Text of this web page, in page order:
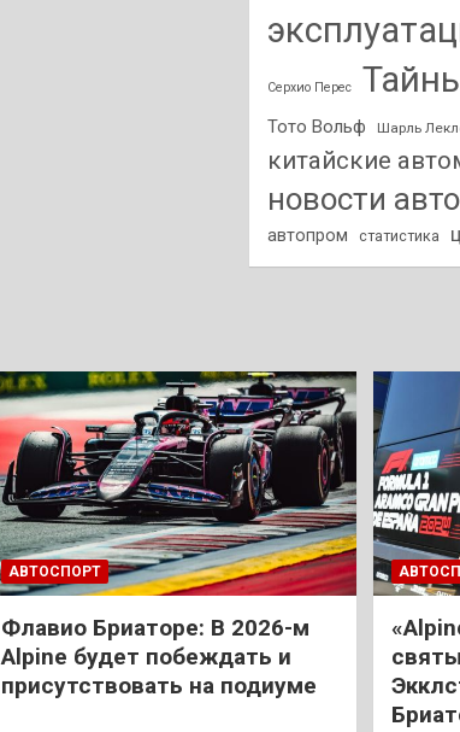
Серхио Перес
Тото Вольф Шарль
китайские
новости
автопром
статистика
АВТОСПОРТ
Флавио Бриаторе: В 2026-м
Alpine будет побеждать и
присутствовать на подиуме